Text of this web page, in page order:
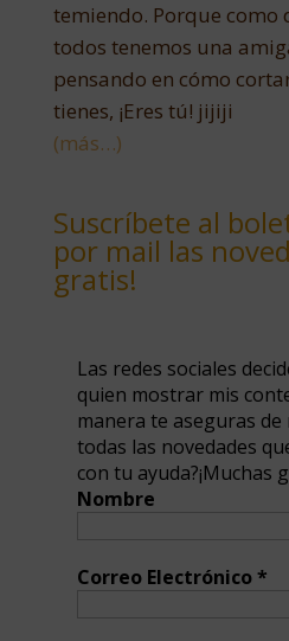
temiendo. Porque como
todos tenemos una
pensando en cómo
tienes, ¡Eres tú! jijiji
(más…)
Suscríbete al
por mail las
gratis!
Las redes sociales
quien mostrar mis
manera te aseguras
todas las novedades
con tu ayuda?¡Muchas
Nombre
Correo Electrónico*